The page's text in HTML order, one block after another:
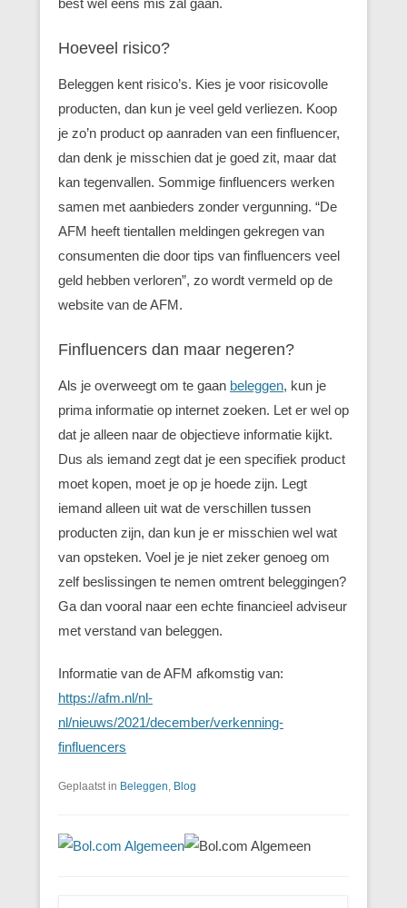
Hoeveel risico?
Beleggen kent risico’s. Kies je voor risicovolle
producten, dan kun je veel geld verliezen. Koop
je zo’n product op aanraden van een finfluencer,
dan denk je misschien dat je goed zit, maar dat
kan tegenvallen. Sommige finfluencers werken
samen met aanbieders zonder vergunning. “De
AFM heeft tientallen meldingen gekregen van
consumenten die door tips van finfluencers veel
geld hebben verloren”, zo wordt vermeld op de
website van de AFM.
Finfluencers dan maar negeren?
Als je overweegt om te gaan beleggen, kun je
prima informatie op internet zoeken. Let er wel op
dat je alleen naar de objectieve informatie kijkt.
Dus als iemand zegt dat je een specifiek product
moet kopen, moet je op je hoede zijn. Legt
iemand alleen uit wat de verschillen tussen
producten zijn, dan kun je er misschien wel wat
van opsteken. Voel je je niet zeker genoeg om
zelf beslissingen te nemen omtrent beleggingen?
Ga dan vooral naar een echte financieel adviseur
met verstand van beleggen.
Informatie van de AFM afkomstig van:
https://afm.nl/nl-
nl/nieuws/2021/december/verkenning-
finfluencers
Geplaatst in Beleggen Blog